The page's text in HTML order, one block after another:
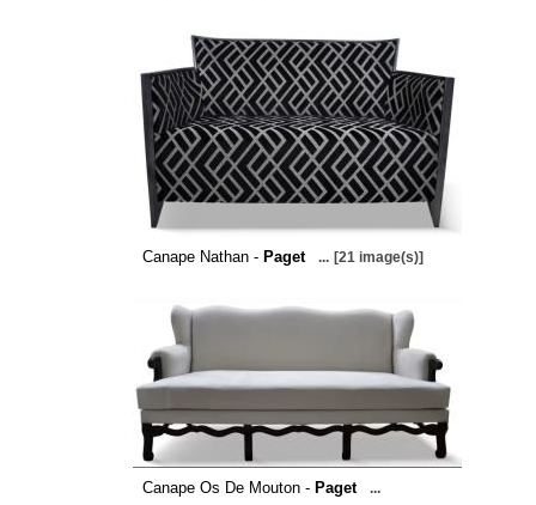
Canape Nathan - Paget ... [21 image(s)]
Canape Os De Mouton - Paget ...